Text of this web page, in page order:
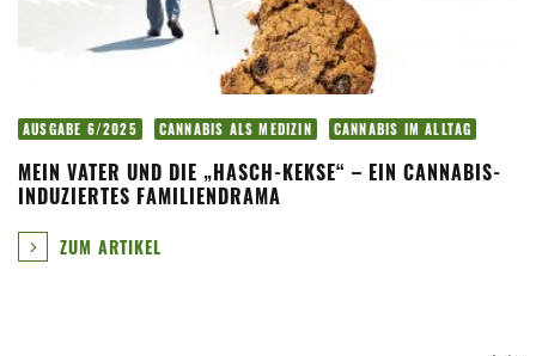
AUSGABE 6/2025 CANNABIS ALS MEDIZIN CANNABIS IM ALLTAG
MEIN VATER UND DIE „HASCH-KEKSE“ – EIN CANNABIS-
INDUZIERTES FAMILIENDRAMA
ZUM ARTIKEL